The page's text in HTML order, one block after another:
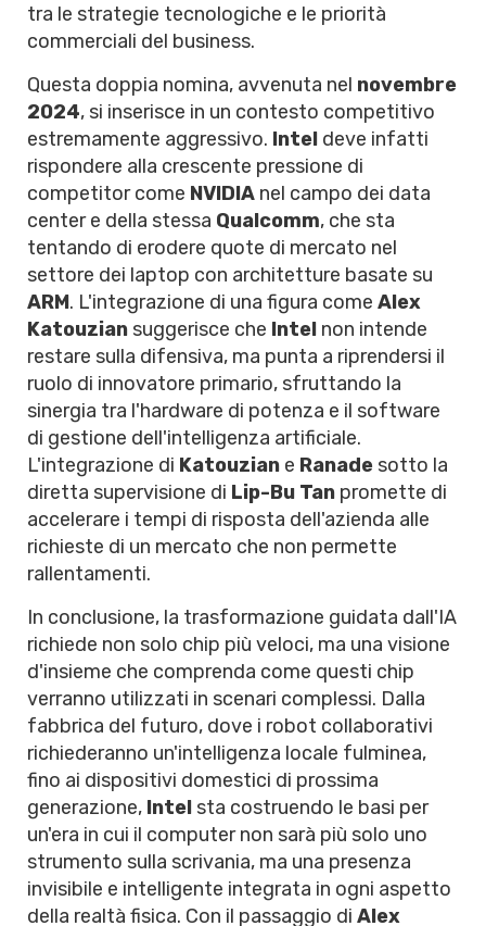
tra le strategie tecnologiche e le priorità
commerciali del business.
Questa doppia nomina, avvenuta nel novembre
2024, si inserisce in un contesto competitivo
estremamente aggressivo. Intel deve infatti
rispondere alla crescente pressione di
competitor come NVIDIA nel campo dei data
center e della stessa Qualcomm, che sta
tentando di erodere quote di mercato nel
settore dei laptop con architetture basate su
ARM. L'integrazione di una figura come Alex
Katouzian suggerisce che Intel non intende
restare sulla difensiva, ma punta a riprendersi il
ruolo di innovatore primario, sfruttando la
sinergia tra l'hardware di potenza e il software
di gestione dell'intelligenza artificiale.
L'integrazione di Katouzian e Ranade sotto la
diretta supervisione di Lip-Bu Tan promette di
accelerare i tempi di risposta dell'azienda alle
richieste di un mercato che non permette
rallentamenti.
In conclusione, la trasformazione guidata dall'IA
richiede non solo chip più veloci, ma una visione
d'insieme che comprenda come questi chip
verranno utilizzati in scenari complessi. Dalla
fabbrica del futuro, dove i robot collaborativi
richiederanno un'intelligenza locale fulminea,
fino ai dispositivi domestici di prossima
generazione, Intel sta costruendo le basi per
un'era in cui il computer non sarà più solo uno
strumento sulla scrivania, ma una presenza
invisibile e intelligente integrata in ogni aspetto
della realtà fisica. Con il passaggio di Alex